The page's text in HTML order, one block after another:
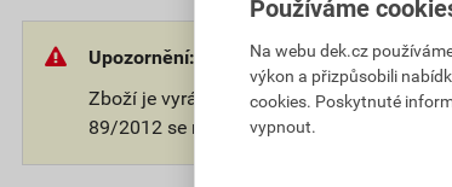
Upozornění:
Zboží je vyráběno na přání zákazníka. V
89/2012 se na takové zboží nevztahuje
Používáme
Na webu dek.cz
výkon a přizpůsobili
cookies. Poskytnuté
vypnout.